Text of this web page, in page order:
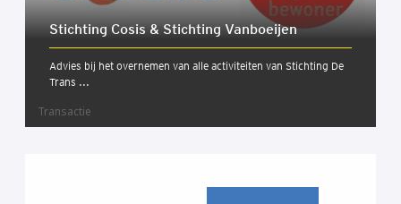
Stich­ting Cosis & Stich­ting Van­boeij­en
Advies bij het overnemen van alle activiteiten van Stichting De
Trans ...
Transactie